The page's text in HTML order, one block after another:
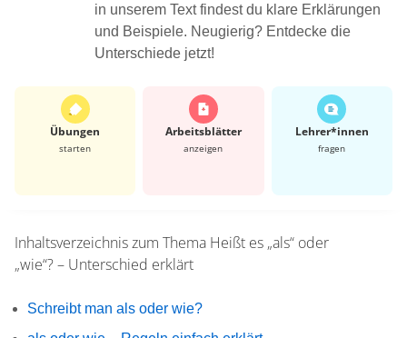
in unserem Text findest du klare Erklärungen
und Beispiele. Neugierig? Entdecke die
Unterschiede jetzt!
Übungen
starten
Arbeits­blätter
anzeigen
Lehrer*​innen
fragen
Inhaltsverzeichnis zum Thema Heißt es „als“ oder
„wie“? – Unterschied erklärt
Schreibt man als oder wie?